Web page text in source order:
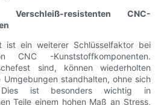
resistenten CNC-
ist ein weiterer Schlüsselfaktor bei
CNC -Kunststoffkomponenten.
sind, können wiederholten
standhalten, ohne sich
Dies ist besonders wichtig in
Teile einem hohen Maß an Stress,